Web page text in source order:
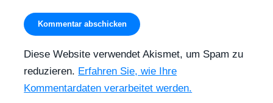
Diese Website verwendet Akismet, um Spam zu
reduzieren. Erfahren Sie, wie Ihre
Kommentardaten verarbeitet werden.